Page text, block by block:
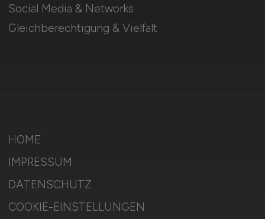
Social Media & Networks
Gleichberechtigung & Vielfalt
HOME
IMPRESSUM
DATENSCHUTZ
COOKIE-EINSTELLUNGEN